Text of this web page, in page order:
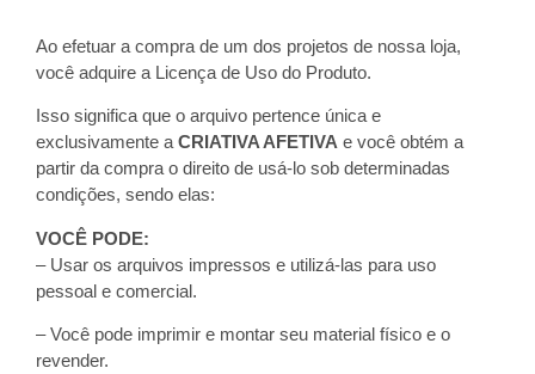
Ao efetuar a compra de um dos projetos de nossa loja,
você adquire a Licença de Uso do Produto.
Isso significa que o arquivo pertence única e
exclusivamente a CRIATIVA AFETIVA e você obtém a
partir da compra o direito de usá-lo sob determinadas
condições, sendo elas:
VOCÊ PODE:
– Usar os arquivos impressos e utilizá-las para uso
pessoal e comercial.
– Você pode imprimir e montar seu material físico e o
revender.